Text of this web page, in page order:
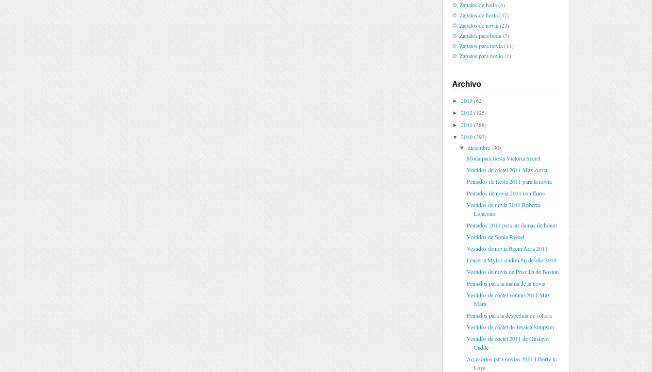
Zapatos de boda(4)
Zapatos de fiesta(37)
Zapatos de novia(23)
Zapatos para boda(7)
Zapatos para novia(11)
Zapatos para novio(1)
Archivo
► 2013 (62)
► 2012(125)
► 2011 (388)
▼ 2010(293)
▼diciembre (30)
Moda para fiesta Victoria Secret
Vestidos de cóctel 2011 Max Azria
Peinados de fiesta 2011 para la novia
Peinados de novia 2011 con flores
Vestidos de novia 2011 Roberta
Lojacono
Peinados 2011 para las damas de honor
Vestidos de Sonia Rykiel
Vestidos de novia Reem Acra 2011
Lenceria Myla London fin de año 2010
Vestidos de novia de Priscilla de Boston
Peinados para la mamá de la novia
Vestidos de cóctel verano 2011 Max
Mara
Peinados para la despedida de soltera
Vestidos de cóctel de Jessica Simpson
Vestidos de cóctel 2011 de Gustavo
Cadile
Accesorios para novias 2011 Liberty in
Love